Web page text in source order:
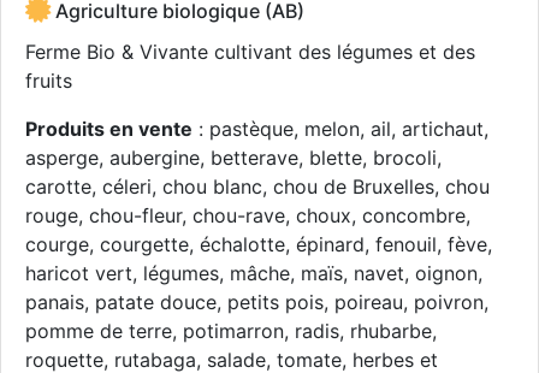
Agriculture biologique (AB)
Ferme Bio & Vivante cultivant des légumes et des
fruits
Produits en vente : pastèque, melon, ail, artichaut,
asperge, aubergine, betterave, blette, brocoli,
carotte, céleri, chou blanc, chou de Bruxelles, chou
rouge, chou-fleur, chou-rave, choux, concombre,
courge, courgette, échalotte, épinard, fenouil, fève,
haricot vert, légumes, mâche, maïs, navet, oignon,
panais, patate douce, petits pois, poireau, poivron,
pomme de terre, potimarron, radis, rhubarbe,
roquette, rutabaga, salade, tomate, herbes et